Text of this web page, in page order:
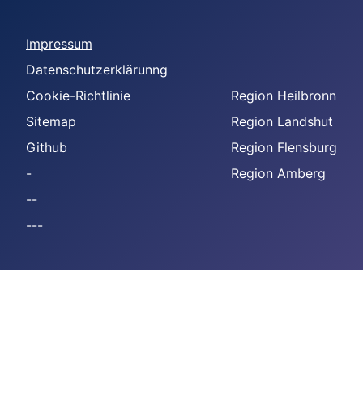
Impressum
Datenschutzerklärunng
Cookie-Richtlinie
Sitemap
Github
-
--
---
Region Heilbronn
Region Landshut
Region Flensburg
Region Amberg